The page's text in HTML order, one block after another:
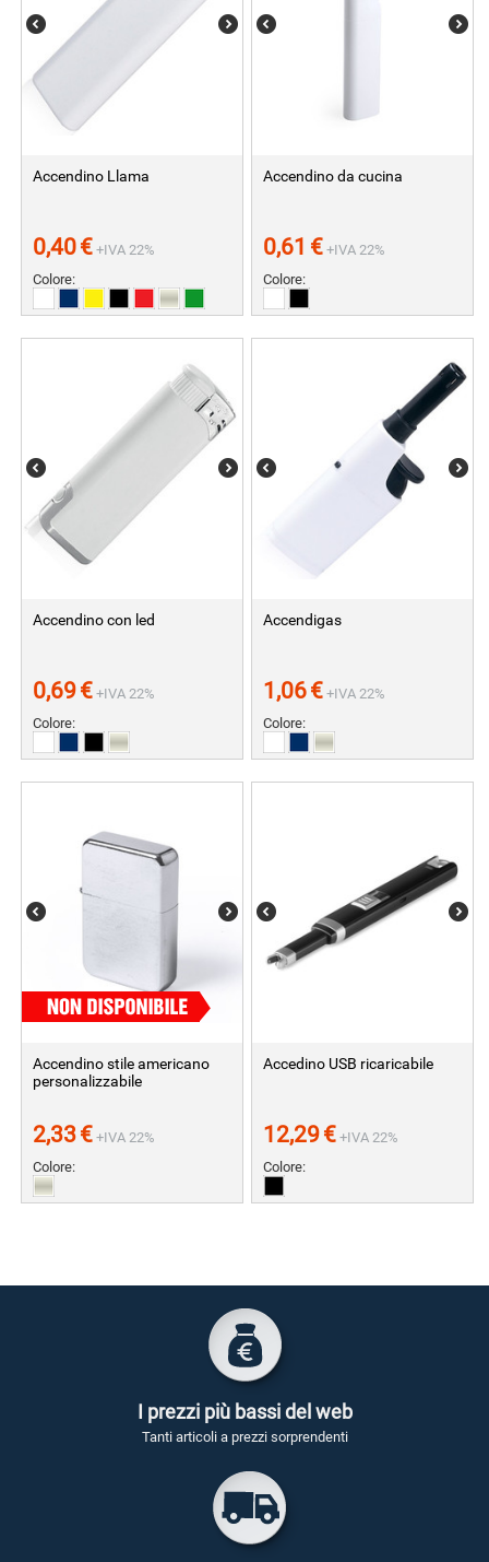
Accendino Llama
0,40€ +IVA 22%
Colore:
Accendino da cucina
0,61 € +IVA 22%
Colore:
Accendino con led
0,69€ +IVA 22%
Colore:
Accendigas
1,06€ +IVA 22%
Colore:
Accendino stile americano
personalizzabile
2,33€ +IVA 22%
Colore:
Accedino USB ricaricabile
12,29€ +IVA 22%
Colore:
I prezzi più bassi del web
Tanti articoli a prezzi sorprendenti